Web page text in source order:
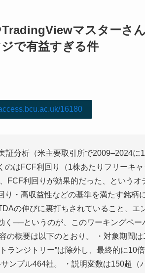
TradingViewマスターさ
で有益すぎる件
16180
証分析（米主要取引所で2009–2024
のはFCF利回り（1株あたりフリーキ
FCF利回りが効果的だった、という
り・高収益性などの基準を満たす銘柄
の伸びに裏打ちされていること、エ
く──というのが、このワーキングペ
の概要は以下のとおり。 ・対象期間
ランジトリー”は除外し、最終的に10
ンプル464社。 ・説明変数は150超（